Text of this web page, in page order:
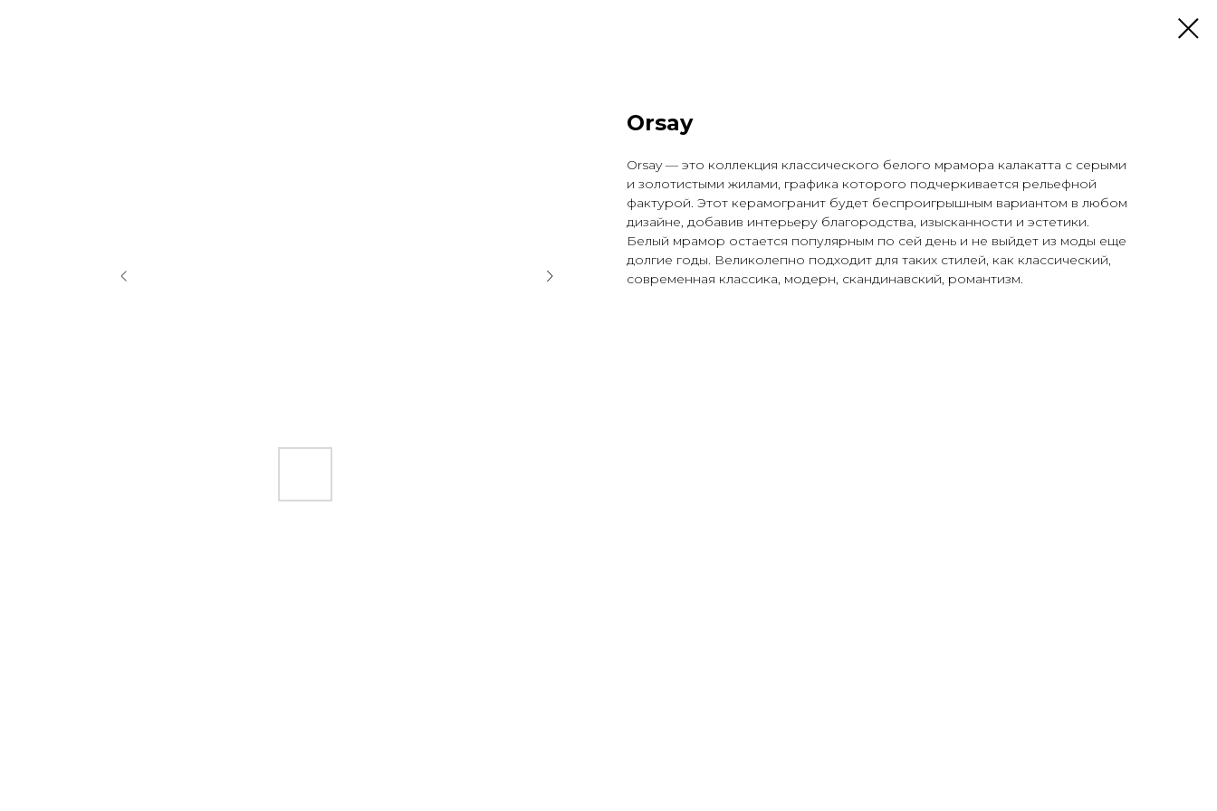
Orsay
Orsay — это коллекция классического белого мрамора калакатта с серыми
и золотистыми жилами, графика которого подчеркивается рельефной
фактурой. Этот керамогранит будет беспроигрышным вариантом в любом
дизайне, добавив интерьеру благородства, изысканности и эстетики.
Белый мрамор остается популярным по сей день и не выйдет из моды еще
долгие годы. Великолепно подходит для таких стилей, как классический,
современная классика, модерн, скандинавский, романтизм.